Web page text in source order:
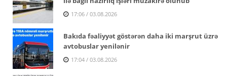
17:06 / 03.08.2026
Bakıda fəaliyyət göstərən daha iki marşrut üzrə
avtobuslar yenilənir
17:04 / 03.08.2026